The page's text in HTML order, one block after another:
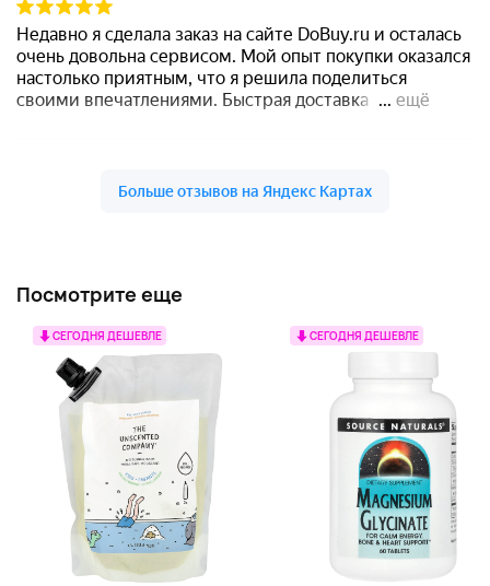
Посмотрите еще
СЕГОДНЯ ДЕШЕВЛЕ СЕГОДНЯ ДЕШЕВЛЕ